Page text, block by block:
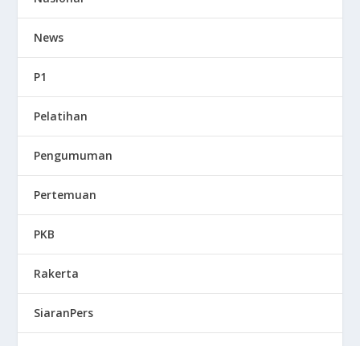
News
P1
Pelatihan
Pengumuman
Pertemuan
PKB
Rakerta
SiaranPers